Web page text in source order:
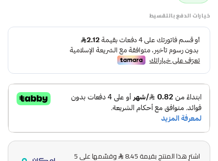
خيارات الدفع بالتقسيط
اشترِ هذا المنتج بقيمة 8.45
وقسّمها على 5